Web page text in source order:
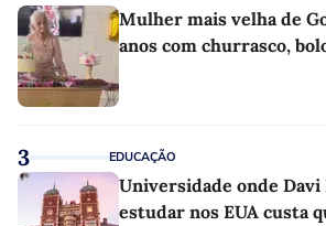
Mulher mais velha de
anos com churrasco,
3 EDUCAÇÃO
Universidade onde Davi
estudar nos EUA custa